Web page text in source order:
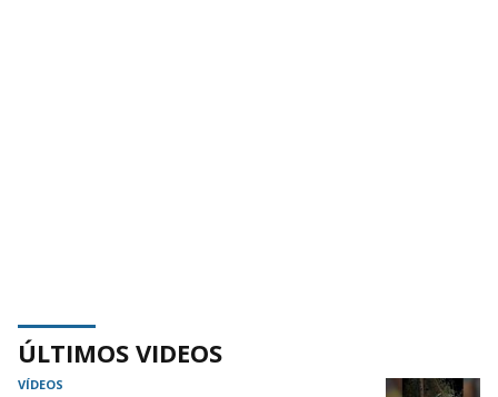
ÚLTIMOS VIDEOS
VÍDEOS